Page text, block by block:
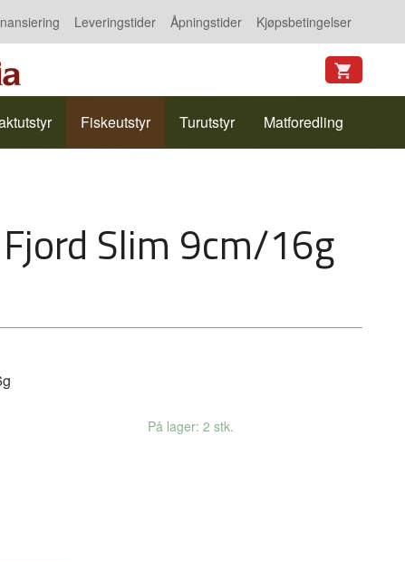
Leveringstider Åpningstider Kjøpsbetingelser
Fiskeutstyr Turutstyr Matforedling
Slim 9cm/16g
På lager: 2 stk.